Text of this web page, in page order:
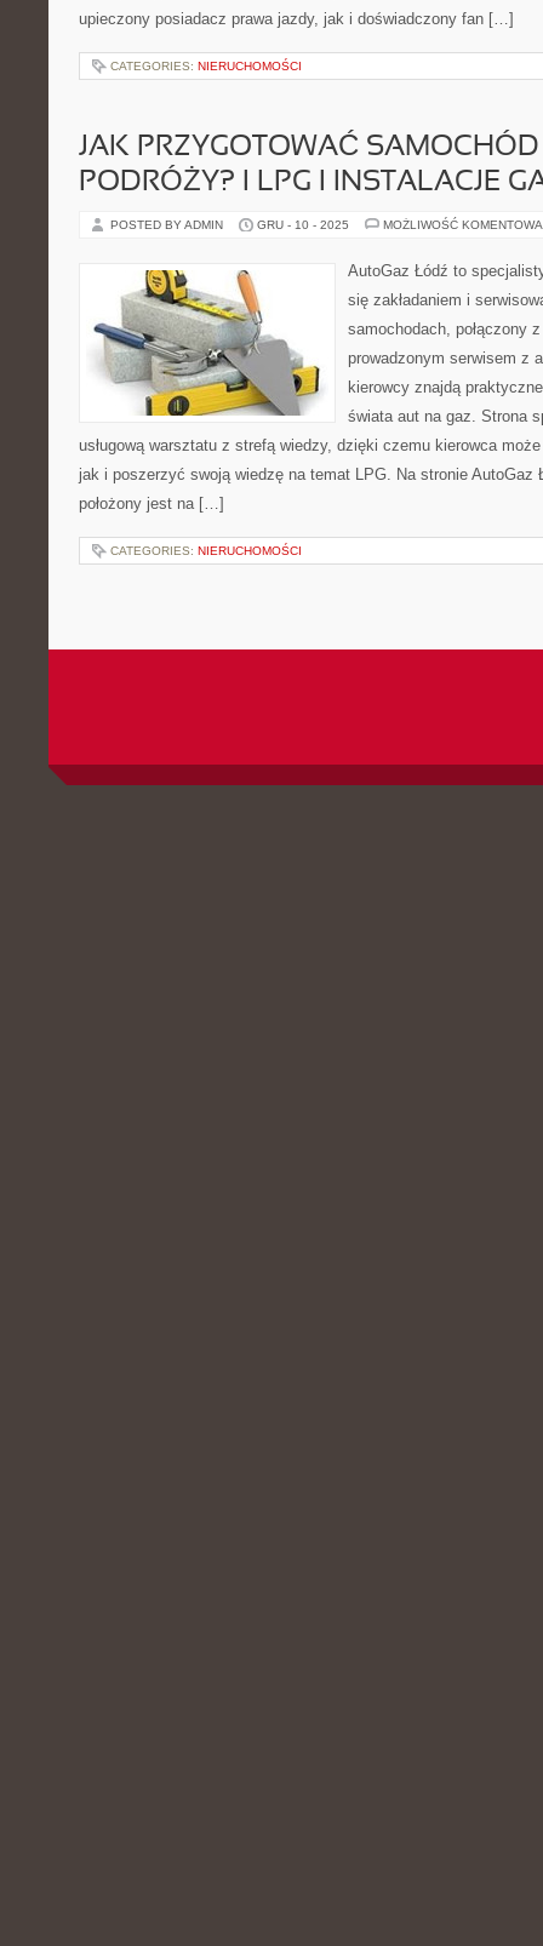
upieczony posiadacz prawa jazdy, jak i doświadczony fan […]
CATEGORIES: NIERUCHOMOŚCI
JAK PRZYGOTOWAĆ SAMOCHÓD
PODRÓŻY? I LPG I INSTALACJE
POSTED BY ADMIN GRU - 10 - 2025 MOŻLIWOŚĆ
AutoGaz Łódź to
się zakładaniem i
samochodach, połączony
prowadzonym serwisem z
kierowcy znajdą
świata aut na gaz. Strona
usługową warsztatu z strefą wiedzy, dzięki czemu kierowca
jak i poszerzyć swoją wiedzę na temat LPG. Na stronie AutoGaz
położony jest na […]
CATEGORIES: NIERUCHOMOŚCI